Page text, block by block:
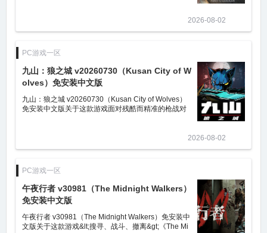
2026-08-02
PC游戏一区
九山：狼之城 v20260730（Kusan City of W
olves）免安装中文版
九山：狼之城 v20260730（Kusan City of Wolves）
免安装中文版关于这款游戏面对残酷而精准的枪战对
2026-08-02
PC游戏一区
午夜行者 v30981（The Midnight Walkers）
免安装中文版
午夜行者 v30981（The Midnight Walkers）免安装中
文版关于这款游戏&lt;搜寻、战斗、撤离&gt;《The Mi